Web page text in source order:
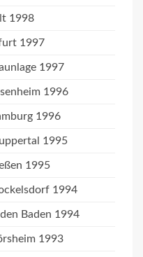
1998
1997
1997
1996
1996
1995
1995
1994
Baden 1994
1993